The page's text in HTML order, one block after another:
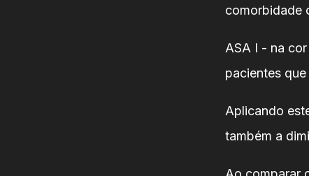
comorbidade
ASA I - na
pacientes
Aplicando
também a